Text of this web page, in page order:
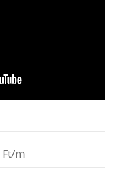
Ft/m